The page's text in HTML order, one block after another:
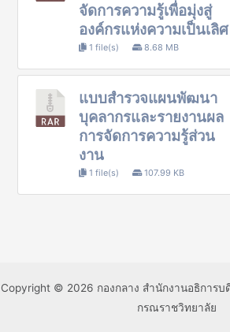
จัดการความรู้เพื่อมุ่งสู่
องค์กรแห่งความเป็นเลิศ
1 file(s) 8.68 MB
แบบสำรวจแผนพัฒนา
บุคลากรและรายงานผล
การจัดการความรู้ส่วน
งาน
1 file(s) 107.99 KB
Copyright © 2026 กองกลาง สำนักงานอธิการ
กรณราชวิทยาลัย